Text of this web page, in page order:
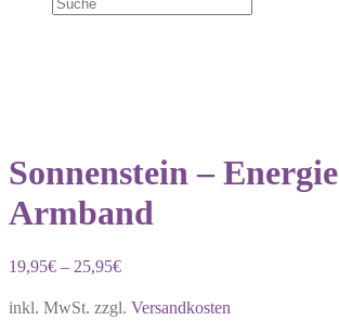
Sonnenstein – Energie
Armband
19,95€ – 25,95€
inkl. MwSt. zzgl. Versandkosten